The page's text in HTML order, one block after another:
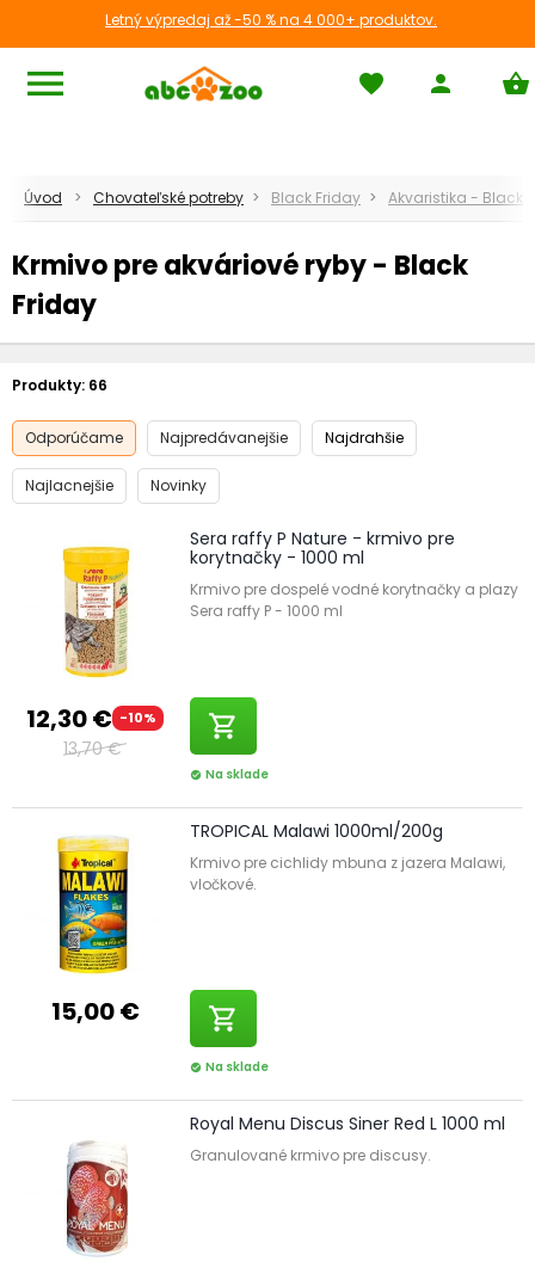
Letný výpredaj až -50 % na 4 000+ produktov.
menu favorite person shopping_basket
Úvod Chovateľské potreby Black Friday Akvaristika - Black
Krmivo pre akváriové ryby - Black
Friday
Produkty: 66
Odporúčame Najpredávanejšie Najdrahšie
Najlacnejšie Novinky
12,30 € -10%
13,70 €
Sera raffy P Nature - krmivo pre
korytnačky - 1000 ml
Krmivo pre dospelé vodné korytnačky a plazy
Sera raffy P - 1000 ml
shopping_cart
check_circle Na sklade
15,00 €
TROPICAL Malawi 1000ml/200g
Krmivo pre cichlidy mbuna z jazera Malawi,
vločkové.
shopping_cart
check_circle Na sklade
Royal Menu Discus Siner Red L 1000 ml
Granulované krmivo pre discusy.